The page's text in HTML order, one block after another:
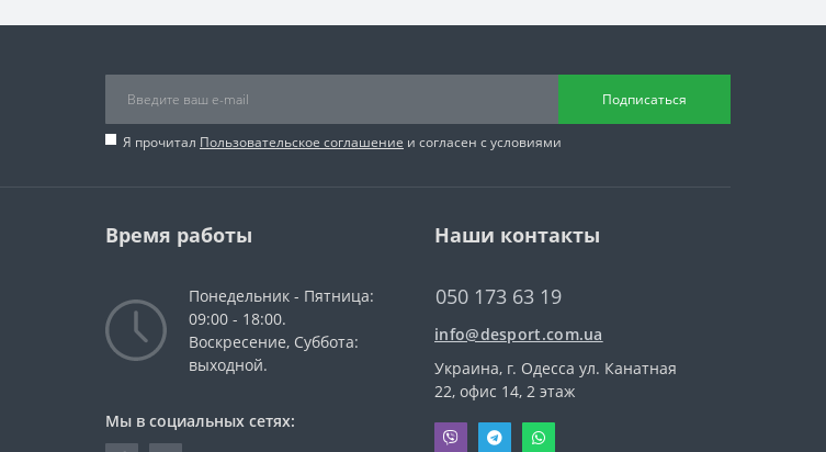
Подписаться
Я прочитал Пользовательское соглашение и согласен с условиями
Время работы
Понедельник - Пятница:
09:00 - 18:00.
Воскресение, Суббота:
выходной.
Мы в социальных сетях:
Наши контакты
050 173 63 19
info@desport.com.ua
Украина, г. Одесса ул. Канатная
22, офис 14, 2 этаж